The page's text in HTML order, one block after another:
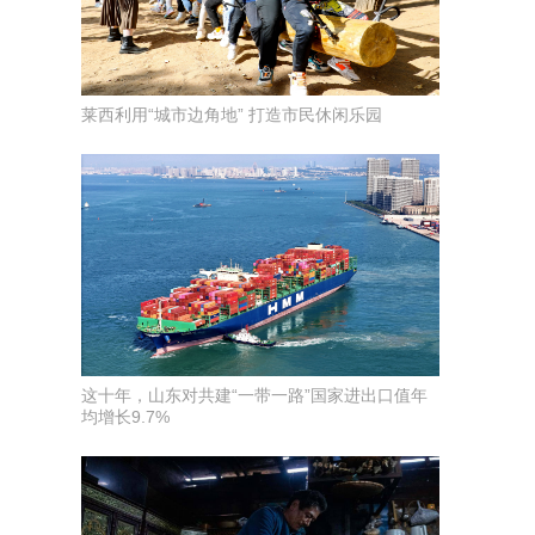
莱西利用“城市边角地” 打造市民休闲乐园
这十年，山东对共建“一带一路”国家进出口值年
均增长9.7%